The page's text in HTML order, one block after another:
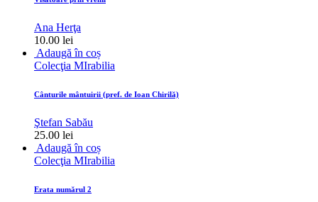
Ana Herţa
10.00 lei
Adaugă în coș
Colecţia MIrabilia
Cânturile mântuirii (pref. de Ioan Chirilă)
Ştefan Sabău
25.00 lei
Adaugă în coș
Colecţia MIrabilia
Erata numărul 2